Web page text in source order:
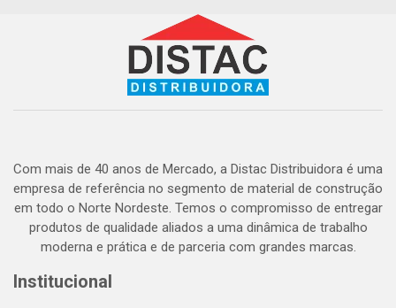
Com mais de 40 anos de Mercado, a Distac Distribuidora é uma
empresa de referência no segmento de material de construção
em todo o Norte Nordeste. Temos o compromisso de entregar
produtos de qualidade aliados a uma dinâmica de trabalho
moderna e prática e de parceria com grandes marcas.
Institucional